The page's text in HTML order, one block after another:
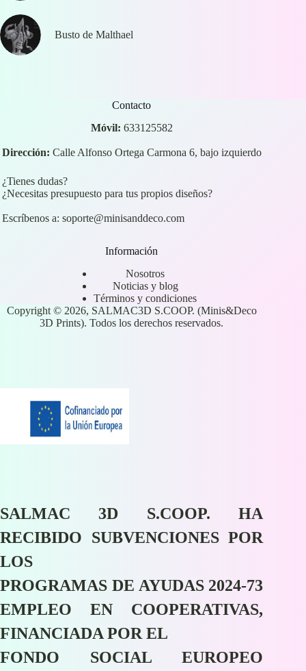
Busto de Malthael
Contacto
Móvil: 633125582
Dirección: Calle Alfonso Ortega Carmona 6, bajo izquierdo
¿Tienes dudas?
¿Necesitas presupuesto para tus propios diseños?
Escríbenos a: soporte@minisanddeco.com
Información
Nosotros
Noticias y blog
Términos y condiciones
Copyright © 2026, SALMAC3D S.COOP. (Minis&Deco
3D Prints). Todos los derechos reservados.
SALMAC 3D S.COOP. HA
RECIBIDO SUBVENCIONES POR
LOS
PROGRAMAS DE AYUDAS 2024-73
EMPLEO EN COOPERATIVAS,
FINANCIADA POR EL
FONDO SOCIAL EUROPEO